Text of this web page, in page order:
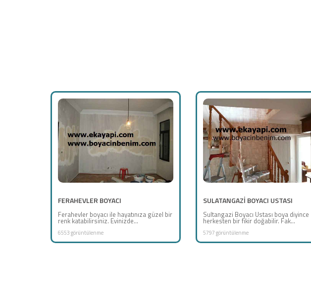
FERAHEVLER BOYACI
Ferahevler boyacı ile hayatınıza güzel bir
renk katabilirsiniz. Evinizde...
6553 görüntülenme
SULATANGAZİ BOYACI USTASI
Sultangazi Boyacı Ustası boya diyince
herkesten bir fikir doğabilir. Fak...
5797 görüntülenme